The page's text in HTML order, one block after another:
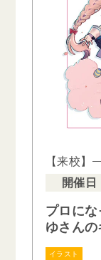
【来校】
開催日
プロに
ゆさん
イラスト